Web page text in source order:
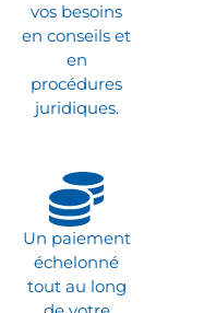
vos besoins
en conseils et
en
procédures
juridiques.
Un paiement
échelonné
tout au long